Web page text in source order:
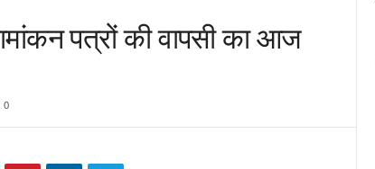
पत्रों की वापसी का आज
0